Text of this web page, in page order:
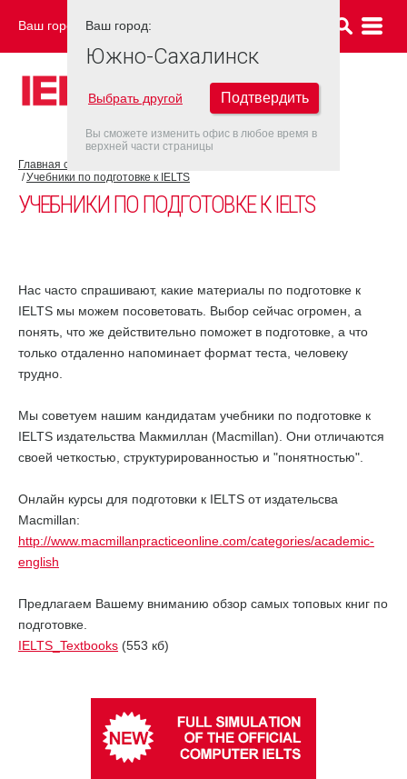
Ваш город: ЮЖНО-САХАЛИНСК
Главная страница
Учебники по подготовке к IELTS
УЧЕБНИКИ ПО ПОДГОТОВКЕ К IELTS
Нас часто спрашивают, какие материалы по подготовке к
IELTS мы можем посоветовать. Выбор сейчас огромен, а
понять, что же действительно поможет в подготовке, а что
только отдаленно напоминает формат теста, человеку
трудно.
Мы советуем нашим кандидатам учебники по подготовке к
IELTS издательства Макмиллан (Macmillan). Они отличаются
своей четкостью, структурированностью и "понятностью".
Онлайн курсы для подготовки к IELTS от издательсва
Macmillan:
http://www.macmillanpracticeonline.com/categories/academic-
english
Предлагаем Вашему вниманию обзор самых топовых книг по
подготовке.
IELTS_Textbooks (553 кб)
Ваш город:
Южно-Сахалинск
Выбрать другой Подтвердить
Вы сможете изменить офис в любое время в
верхней части страницы